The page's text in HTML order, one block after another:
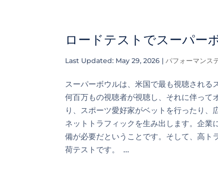
ロードテストでスーパー
Last Updated: May 29, 2026 |パフォーマンス
スーパーボウルは、米国で最も視聴される
何百万もの視聴者が視聴し、それに伴って
り、スポーツ愛好家がベットを行ったり
ネットトラフィックを生み出します。企
備が必要だということです。そして、高
荷テストです。 ...